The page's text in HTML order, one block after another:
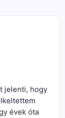
jelenti, hogy
évek óta